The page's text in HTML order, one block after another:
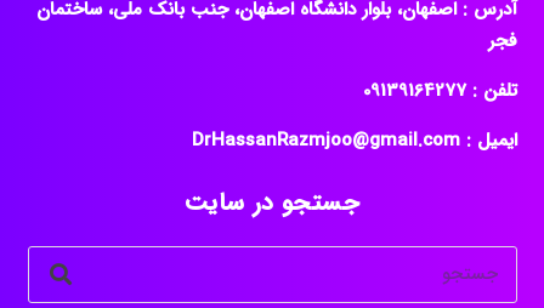
آدرس : اصفهان، بلوار دانشگاه اصفهان، جنب بانک ملی، ساختمان
فجر
تلفن : ‎09139164277
ایمیل : DrHassanRazmjoo@gmail.com
جستجو در سایت